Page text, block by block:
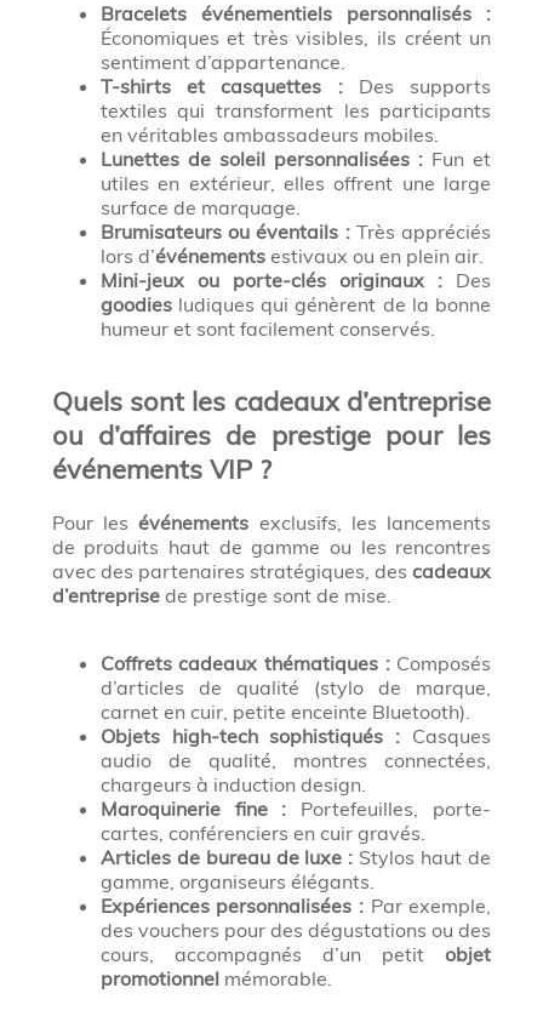
Bracelets événementiels personnalisés :
Économiques et très visibles, ils créent un
sentiment d’appartenance.
T-shirts et casquettes :Des supports
textiles qui transforment les participants
en véritables ambassadeurs mobiles.
Lunettes de soleil personnalisées : Fun et
utiles en extérieur, elles offrent une large
surface de marquage.
Brumisateurs ou éventails :Très appréciés
lors d’événementsestivaux ou en plein air.
Mini-jeux ou porte-clés originaux : Des
goodiesludiques qui génèrent de la bonne
humeur et sont facilement conservés.
Quels sont les cadeaux d’entreprise
ou d’affaires de prestige pour les
événements VIP ?
Pour lesévénements exclusifs, les lancements
de produits haut de gamme ou les rencontres
avec des partenaires stratégiques, descadeaux
d’entreprisede prestige sont de mise.
Coffrets cadeaux thématiques :Composés
d’articles de qualité (stylo de marque,
carnet en cuir, petite enceinte Bluetooth).
Objets high-tech sophistiqués : Casques
audio de qualité, montres connectées,
chargeurs à induction design.
Maroquinerie fine : Portefeuilles, porte-
cartes, conférenciers en cuir gravés.
Articles de bureau de luxe : Stylos haut de
gamme, organiseurs élégants.
Expériences personnalisées : Par exemple,
des vouchers pour des dégustations ou des
cours, accompagnés d’un petitobjet
promotionnelmémorable.